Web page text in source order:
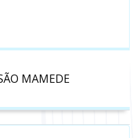
MAMEDE